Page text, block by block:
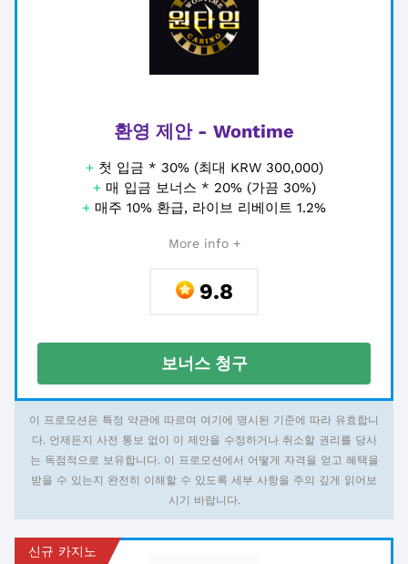
환영 제안 - Wontime
+ 첫 입금 * 30% (최대 KRW 300,000)
+ 매 입금 보너스 * 20% (가끔 30%)
+ 매주 10% 환급, 라이브 리베이트 1.2%
More info +
9.8
보너스 청구
이 프로모션은 특정 약관에 따르며 여기에 명시된 기준에 따라 유효합니
다. 언제든지 사전 통보 없이 이 제안을 수정하거나 취소할 권리를 당사
는 독점적으로 보유합니다. 이 프로모션에서 어떻게 자격을 얻고 혜택을
받을 수 있는지 완전히 이해할 수 있도록 세부 사항을 주의 깊게 읽어보
시기 바랍니다.
신규 카지노